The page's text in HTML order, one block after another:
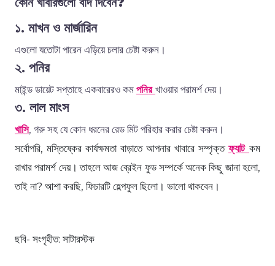
১. মাখন ও মার্জারিন
এগুলো যতোটা পারেন এড়িয়ে চলার চেষ্টা করুন।
২. পনির
মাইন্ড ডায়েট সপ্তাহে একবারেরও কম পনির খাওয়ার পরামর্শ দেয়।
৩. লাল মাংস
খাসি, গরু সহ যে কোন ধরনের রেড মিট পরিহার করার চেষ্টা করুন।
সর্বোপরি, মস্তিষ্কের কার্যক্ষমতা বাড়াতে আপনার খাবারে সম্পৃক্ত ফ্যাট কম
রাখার পরামর্শ দেয়। তাহলে আজ ব্রেইন ফুড সম্পর্কে অনেক কিছু জানা হলো,
তাই না? আশা করছি, ফিচারটি হেল্পফুল ছিলো। ভালো থাকবেন।
ছবি- সংগৃহীত: সাটারস্টক